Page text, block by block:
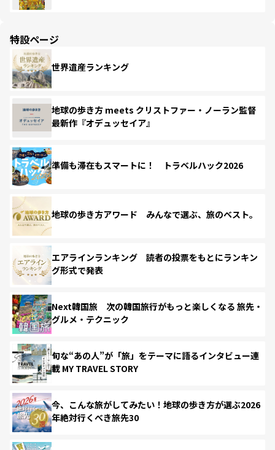
特設ページ
世界遺産ランキング
地球の歩き方 meets クリストファー・ノーラン監督
最新作『オデュッセイア』
準備も滞在もスマートに！ トラベルハック2026
地球の歩き方アワード みんなで選ぶ、旅のベスト。
エアラインランキング 読者の投票をもとにランキン
グ形式で発表
Next韓国旅 次の韓国旅行がもっと楽しくなる 旅先・
グルメ・テクニック
旬な“あの人”が「旅」をテーマに語るインタビュー連
載 MY TRAVEL STORY
今、こんな旅がしてみたい！地球の歩き方が選ぶ2026
年絶対行くべき旅先30